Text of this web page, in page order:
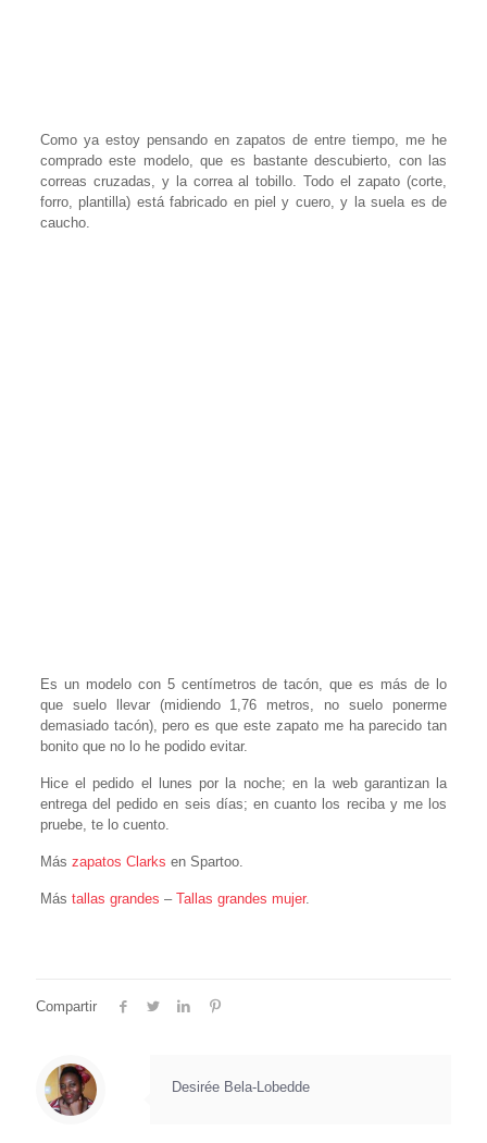
Como ya estoy pensando en zapatos de entre tiempo, me he
comprado este modelo, que es bastante descubierto, con las
correas cruzadas, y la correa al tobillo. Todo el zapato (corte,
forro, plantilla) está fabricado en piel y cuero, y la suela es de
caucho.
Es un modelo con 5 centímetros de tacón, que es más de lo
que suelo llevar (midiendo 1,76 metros, no suelo ponerme
demasiado tacón), pero es que este zapato me ha parecido tan
bonito que no lo he podido evitar.
Hice el pedido el lunes por la noche; en la web garantizan la
entrega del pedido en seis días; en cuanto los reciba y me los
pruebe, te lo cuento.
Más zapatos Clarks en Spartoo.
Más tallas grandes – Tallas grandes mujer.
Compartir
Desirée Bela-Lobedde